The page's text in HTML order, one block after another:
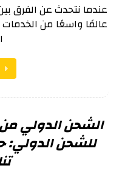
عندما نتحدث عن الفرق
عالمًا واسعًا من الخدمات
الشحن الدولي
للشحن الدولي: